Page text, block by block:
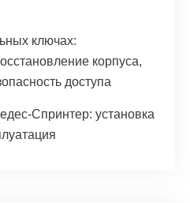
ключах:
корпуса,
доступа
Спринтер: установка